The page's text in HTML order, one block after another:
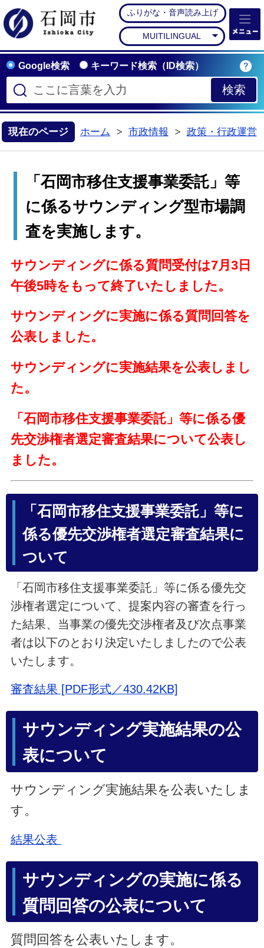
石岡市公式ホームペー
ふりがな・音声読み上げ
MUITILINGUAL
Google検索 キーワード検索（ID検索）
現在のページ ホーム
市政情報
政策・行政運営
「石岡市移住支援事業委託」等
に係るサウンディング型市場調
査を実施します。
サウンディングに係る質問受付は7月3日
午後5時をもって終了いたしました。
サウンディングに実施に係る質問回答を
公表しました。
サウンディングに実施結果を公表しまし
た。
「石岡市移住支援事業委託」等に係る優
先交渉権者選定審査結果について公表し
ました。
「石岡市移住支援事業委託」等に
係る優先交渉権者選定審査結果に
ついて
「石岡市移住支援事業委託」等に係る優先交
渉権者選定について、提案内容の審査を行っ
た結果、当事業の優先交渉権者及び次点事業
者は以下のとおり決定いたしましたので公表
いたします。
審査結果 [PDF形式／430.42KB]
サウンディング実施結果の公
表について
サウンディング実施結果を公表いたしま
す。
結果公表
サウンディングの実施に係る
質問回答の公表について
質問回答を公表いたします。